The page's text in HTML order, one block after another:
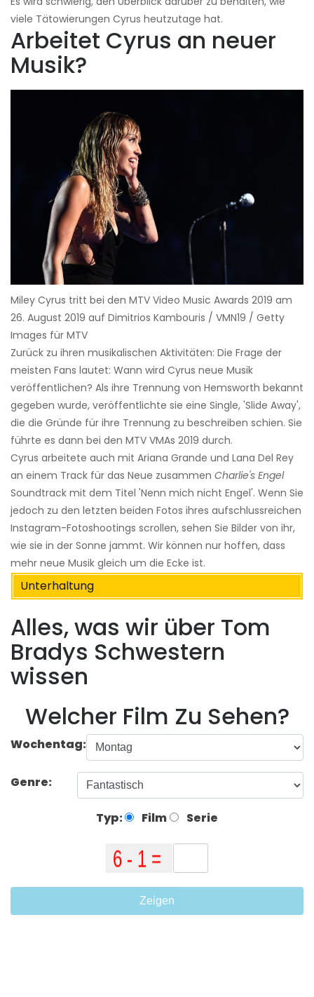
viele Tätowierungen Cyrus heutzutage hat.
Arbeitet Cyrus an neuer
Musik?
Miley Cyrus tritt bei den MTV Video Music Awards 2019 am
26. August 2019 auf Dimitrios Kambouris / VMN19 / Getty
Images für MTV
Zurück zu ihren musikalischen Aktivitäten: Die Frage der
meisten Fans lautet: Wann wird Cyrus neue Musik
veröffentlichen? Als ihre Trennung von Hemsworth bekannt
gegeben wurde, veröffentlichte sie eine Single, 'Slide Away',
die die Gründe für ihre Trennung zu beschreiben schien. Sie
führte es dann bei den MTV VMAs 2019 durch.
Cyrus arbeitete auch mit Ariana Grande und Lana Del Rey
an einem Track für das Neue zusammen Charlie's Engel
Soundtrack mit dem Titel 'Nenn mich nicht Engel'. Wenn Sie
jedoch zu den letzten beiden Fotos ihres aufschlussreichen
Instagram-Fotoshootings scrollen, sehen Sie Bilder von ihr,
wie sie in der Sonne jammt. Wir können nur hoffen, dass
mehr neue Musik gleich um die Ecke ist.
Unterhaltung
Alles, was wir über Tom
Bradys Schwestern
wissen
Welcher Film Zu Sehen?
Wochentag:
Genre:
Typ: Film Serie
Zeigen